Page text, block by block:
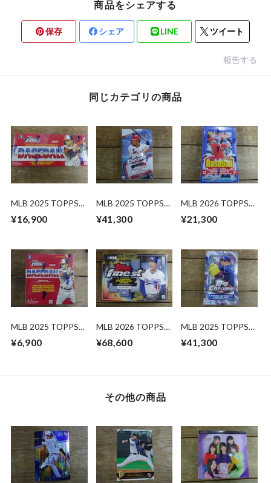
商品をシェアする
保存 シェア LINE ツイート
報告する
同じカテゴリの商品
MLB 2025 TOPPS
未開封 BOX
¥16,900
MLB 2025 TOPPS
SERIES HOBBY 未開
¥41,300
MLB 2026 TOPPS
未開封 BOX
¥21,300
MLB 2025 TOPPS
BOX 未開封 1BOX
¥6,900
MLB 2026 TOPPS
開封 BOX
¥68,600
MLB 2025 TOPPS
開封 BOX
¥41,300
その他の商品